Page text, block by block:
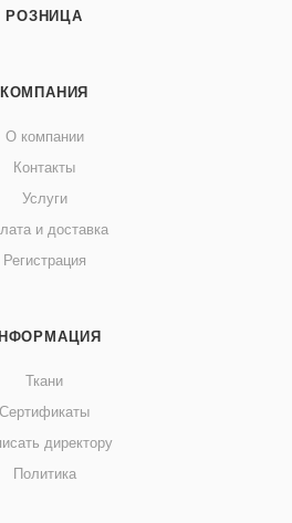
РОЗНИЦА
КОМПАНИЯ
О компании
Контакты
Услуги
и доставка
Регистрация
Ткани
Сертификаты
директору
Политика